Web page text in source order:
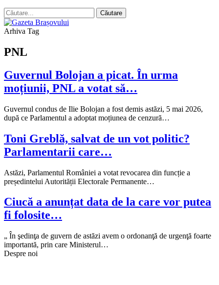
Arhiva Tag
PNL
Guvernul Bolojan a picat. În urma
moțiunii, PNL a votat să…
Guvernul condus de Ilie Bolojan a fost demis astăzi, 5 mai 2026,
după ce Parlamentul a adoptat moțiunea de cenzură…
Toni Greblă, salvat de un vot politic?
Parlamentarii care…
Astăzi, Parlamentul României a votat revocarea din funcție a
președintelui Autorității Electorale Permanente…
Ciucă a anunțat data de la care vor putea
fi folosite…
„ În şedinţa de guvern de astăzi avem o ordonanţă de urgenţă foarte
importantă, prin care Ministerul…
Despre noi